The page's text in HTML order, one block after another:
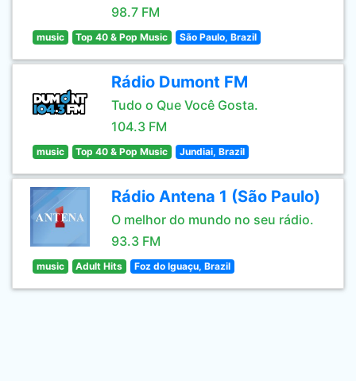
98.7 FM
music Top 40 & Pop Music São Paulo, Brazil
Rádio Dumont FM
Tudo o Que Você Gosta.
104.3 FM
music Top 40 & Pop Music Jundiai, Brazil
Rádio Antena 1 (São Paulo)
O melhor do mundo no seu rádio.
93.3 FM
music Adult Hits Foz do Iguaçu, Brazil